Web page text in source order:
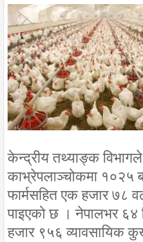
केन्द्रीय तथ्याङ्क विभागले
काभ्रेपलाञ्चोकमा १०२५
फार्मसहित एक हजार ७८
पाइएको छ । नेपालभर ६४
हजार ९५६ व्यावसायिक